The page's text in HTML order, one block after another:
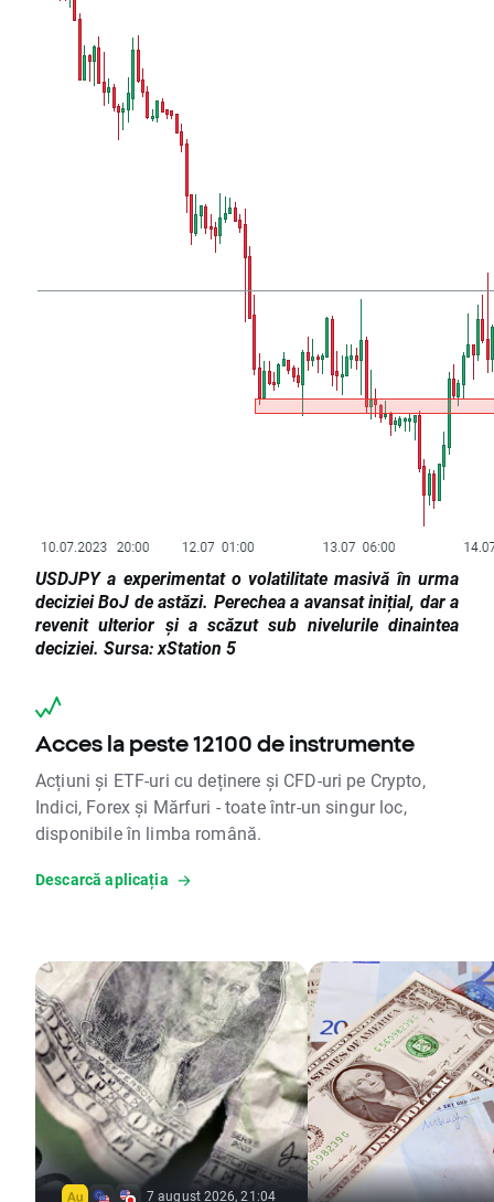
USDJPY a experimentat o volatilitate masivă în urma
deciziei BoJ de astăzi. Perechea a avansat inițial, dar a
revenit ulterior și a scăzut sub nivelurile dinaintea
deciziei. Sursa: xStation 5
Acces la peste 12100 de instrumente
Acțiuni și ETF-uri cu deținere și CFD-uri pe Crypto,
Indici, Forex și Mărfuri - toate într-un singur loc,
disponibile în limba română.
Descarcă aplicația
7 august 2026, 21:04